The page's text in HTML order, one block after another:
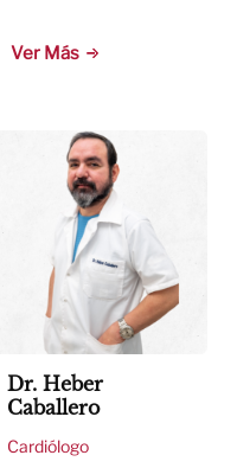
Ver Más
Dr. Heber
Caballero
Cardiólogo